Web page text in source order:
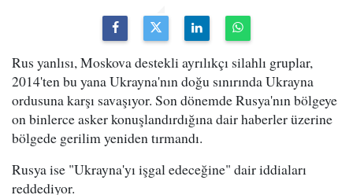
Rus yanlısı, Moskova destekli ayrılıkçı silahlı gruplar,
2014'ten bu yana Ukrayna'nın doğu sınırında Ukrayna
ordusuna karşı savaşıyor. Son dönemde Rusya'nın bölgeye
on binlerce asker konuşlandırdığına dair haberler üzerine
bölgede gerilim yeniden tırmandı.
Rusya ise "Ukrayna'yı işgal edeceğine" dair iddiaları
reddediyor.